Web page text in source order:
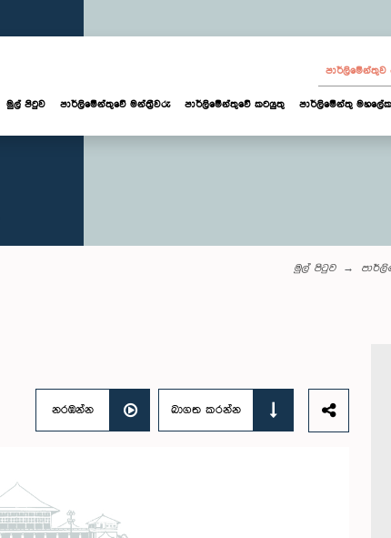
පාර්ලි‌මේන්තුව
මුල් පිටුව පාර්ලි‌මේන්තුවේ මන්ත්‍රීවරු පාර්ලිමේන්තුවේ කටයුතු පාර්ලිමේන්තු
මුල් පිටුව
නරඹන්න බාගත කරන්න